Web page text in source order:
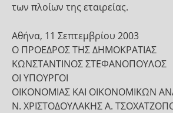
των πλοίων της εταιρείας.
Αθήνα, 11 Σεπτεμβρίου 2003
Ο ΠΡΟΕΔΡΟΣ ΤΗΣ ΔΗΜΟΚΡΑΤΙΑΣ
ΚΩΝΣΤΑΝΤΙΝΟΣ ΣΤΕΦΑΝΟΠΟΥΛΟΣ
ΟΙ ΥΠΟΥΡΓΟΙ
ΟΙΚΟΝΟΜΙΑΣ ΚΑΙ ΟΙΚΟΝΟΜΙΚΩΝ
Ν. ΧΡΙΣΤΟΔΟΥΛΑΚΗΣ Α.